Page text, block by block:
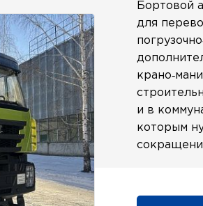
Бортовой
для
и в
которым